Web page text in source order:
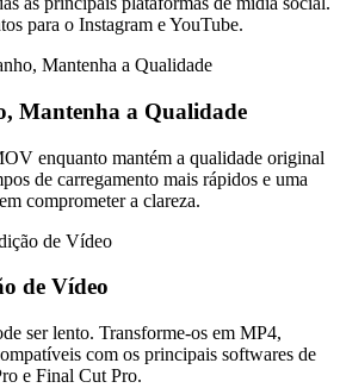
para o Instagram e YouTube.
Mantenha a Qualidade
enquanto mantém a qualidade original
de carregamento mais rápidos e uma
comprometer a clareza.
de Vídeo
ser lento. Transforme-os em MP4,
com os principais softwares de
e Final Cut Pro.